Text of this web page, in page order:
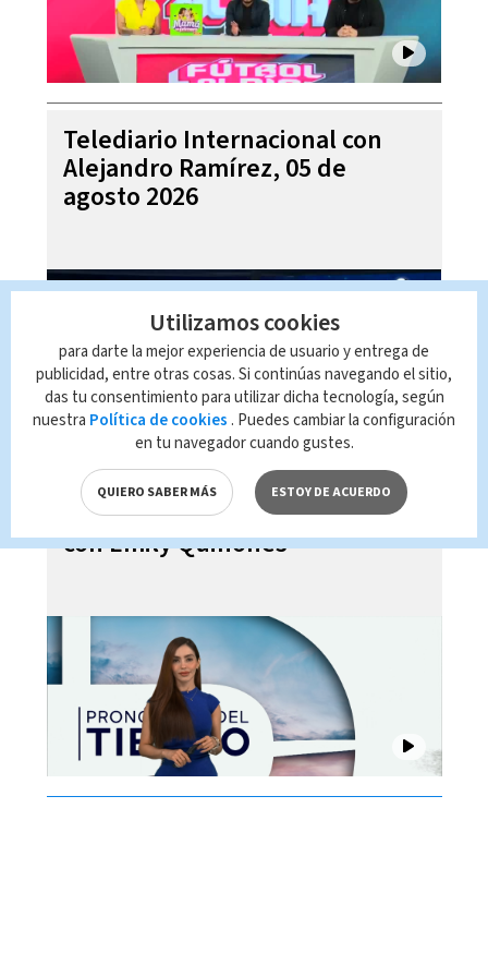
Telediario Internacional con
Alejandro Ramírez, 05 de
agosto 2026
Pronóstico del tiempo para
Costa Rica 05 de agosto 2026,
con Emily Quiñones
Utilizamos cookies
para darte la mejor experiencia de usuario y entrega de
publicidad, entre otras cosas. Si continúas navegando el sitio,
das tu consentimiento para utilizar dicha tecnología, según
nuestra Política de cookies . Puedes cambiar la configuración
en tu navegador cuando gustes.
QUIERO SABER MÁS ESTOY DE ACUERDO